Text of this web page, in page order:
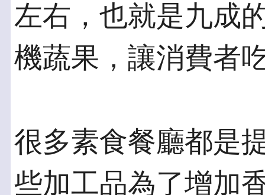
左右，也就是九成
機蔬果，讓消費者
很多素食餐廳都是
些加工品為了增加